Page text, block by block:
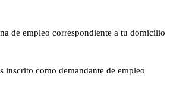
de empleo correspondiente a tu domicilio
inscrito como demandante de empleo